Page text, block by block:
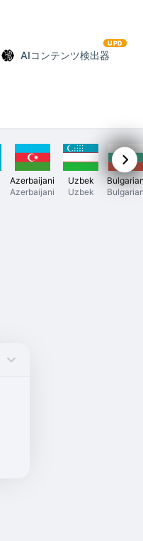
AIコンテンツ検出器
UPD
Azerbaijani
Azerbaijani
Uzbek
Uzbek